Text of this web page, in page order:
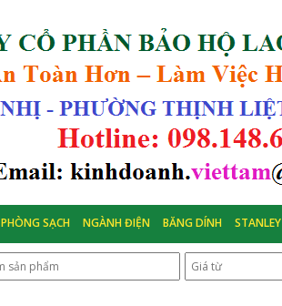
PHÒNG SẠCH NGÀNH ĐIỆN BĂNG DÍNH STANLEY